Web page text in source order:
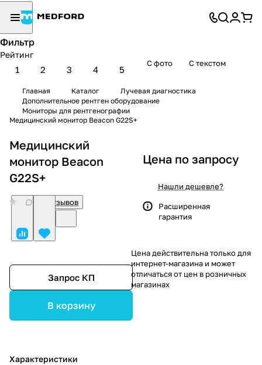
Фильтр
Рейтинг
1 2 3 4 5
С фото С текстом
Главная Каталог
Лучевая диагностика
Дополнительное рентген оборудование
Мониторы для рентгенографии
Медицинский монитор Beacon G22S+
Медицинский
монитор Beacon
G22S+
Нет отзывов
Запрос КП
В корзину
Характеристики
Цена по запросу
Нашли дешевле?
Расширенная
гарантия
Цена действительна только для
интернет-магазина и может
отличаться от цен в розничных
магазинах